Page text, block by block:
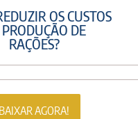
OS CUSTOS
DE
RAÇÕES?
BAIXAR AGORA!